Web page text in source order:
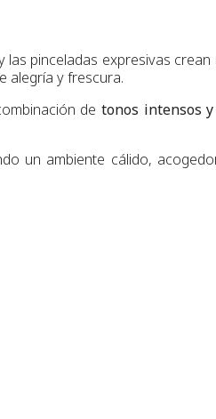
pinceladas expresivas crean
alegría y frescura.
detonos intensos
un ambiente cálido,